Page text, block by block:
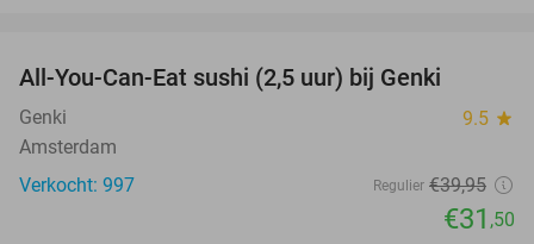
All-You-Can-Eat sushi (2,5 uur) bij Genki
Genki 9.5 star
Amsterdam
Verkocht: 997
Regulier €39,95
€31 ,50